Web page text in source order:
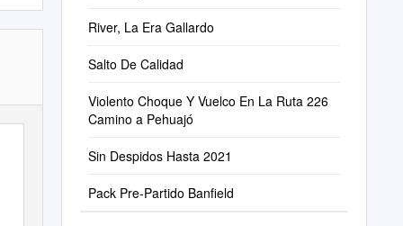
River, La Era Gallardo
Salto De Calidad
Violento Choque Y Vuelco En La Ruta 226
Camino a Pehuajó
Sin Despidos Hasta 2021
Pack Pre-Partido Banfield